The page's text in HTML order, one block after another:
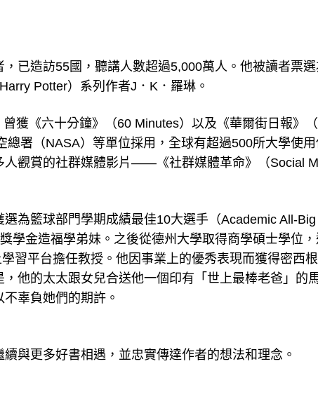
已造訪55國，聽講人數超過5,000萬人。他被讀者票選
Potter）系列作者J．K．羅琳。
獲《六十分鐘》（60 Minutes）以及《華爾街日報》（
署（NASA）等單位採用，全球有超過500所大學使用
人觀賞的社群媒體影片——《社群媒體革命》（Social
為籃球部門學期成績最佳10大選手（Academic All-Big
學金造福學弟妹。之後從德州大學取得商學碩士學位，
習平台擔任教授。他因事業上的優秀表現而獲得密西
他的太太跟女兒合送他一個印有「世上最棒老爸」的
辜負她們的期許。
與更多好書相遇，並忠實傳達作者的想法和理念。